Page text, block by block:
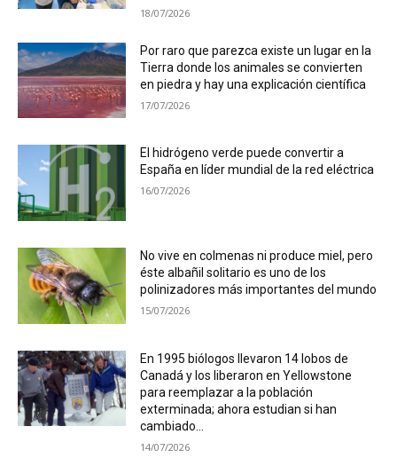
18/07/2026
Por raro que parezca existe un lugar en la
Tierra donde los animales se convierten
en piedra y hay una explicación científica
17/07/2026
El hidrógeno verde puede convertir a
España en líder mundial de la red eléctrica
16/07/2026
No vive en colmenas ni produce miel, pero
éste albañil solitario es uno de los
polinizadores más importantes del mundo
15/07/2026
En 1995 biólogos llevaron 14 lobos de
Canadá y los liberaron en Yellowstone
para reemplazar a la población
exterminada; ahora estudian si han
cambiado...
14/07/2026